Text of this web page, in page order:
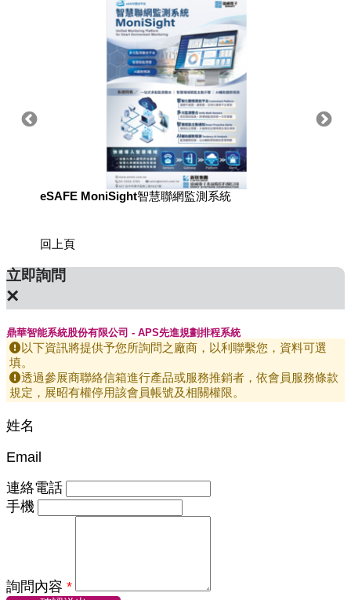
eSAFE MoniSight智慧聯網監測系統
回上頁
立即詢問
×
鼎華智能系統股份有限公司 - APS先進規劃排程系統
以下資訊將提供予您所詢問之廠商，以利聯繫您，資料可選
填。
透過參展商聯絡信箱進行產品或服務推銷者，依會員服務條款
規定，展昭有權停用該會員帳號及相關權限。
姓名
Email
連絡電話
手機
詢問內容 *